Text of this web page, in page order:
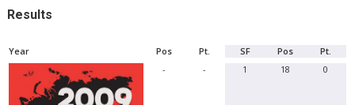
Results
Year Pos Pt. SF Pos Pt.
- - 1 18 0